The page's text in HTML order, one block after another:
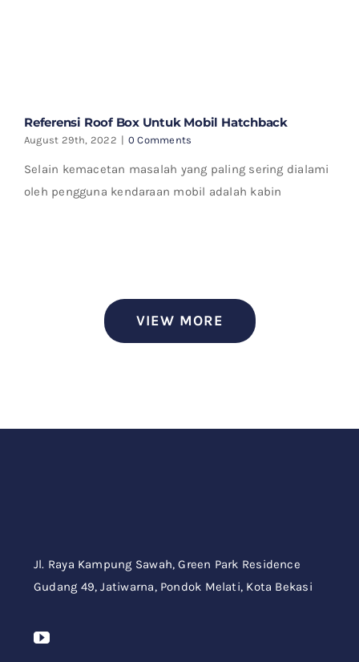
Referensi Roof Box Untuk Mobil Hatchback
August 29th, 2022 | 0 Comments
Selain kemacetan masalah yang paling sering dialami
oleh pengguna kendaraan mobil adalah kabin
VIEW MORE
Jl. Raya Kampung Sawah,Green Park Residence
Gudang 49,Jatiwarna, Pondok Melati, Kota Bekasi